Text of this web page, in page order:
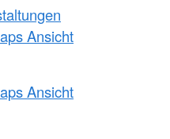
Ansicht
Ansicht